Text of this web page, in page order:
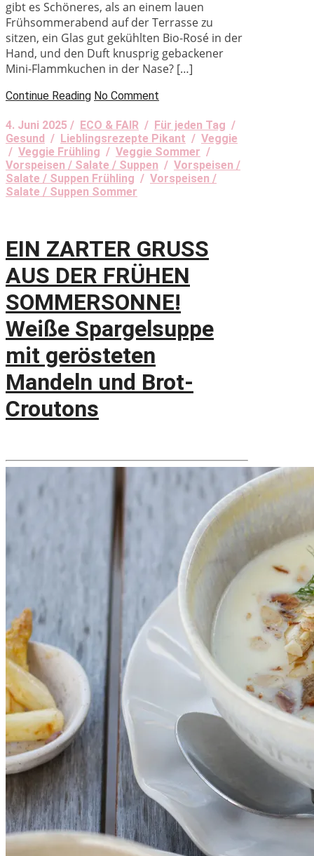
gibt es Schöneres, als an einem lauen
Frühsommerabend auf der Terrasse zu
sitzen, ein Glas gut gekühlten Bio-Rosé in der
Hand, und den Duft knusprig gebackener
Mini-Flammkuchen in der Nase? […]
Continue Reading No Comment
4. Juni 2025 / ECO & FAIR / Für jeden Tag /
Gesund / Lieblingsrezepte Pikant / Veggie
/ Veggie Frühling / Veggie Sommer /
Vorspeisen / Salate / Suppen / Vorspeisen /
Salate / Suppen Frühling / Vorspeisen /
Salate / Suppen Sommer
EIN ZARTER GRUSS
AUS DER FRÜHEN
SOMMERSONNE!
Weiße Spargelsuppe
mit gerösteten
Mandeln und Brot-
Croutons